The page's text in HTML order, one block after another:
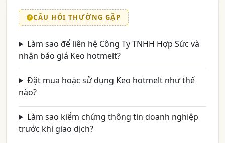
CÂU HỎI THƯỜNG GẶP
Làm sao để liên hệ Công Ty TNHH Hợp Sức và
nhận báo giá Keo hotmelt?
Đặt mua hoặc sử dụng Keo hotmelt như thế
nào?
Làm sao kiểm chứng thông tin doanh nghiệp
trước khi giao dịch?